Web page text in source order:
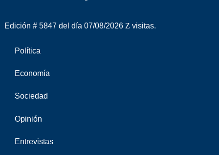
Edición # 5847 del día 07/08/2026 visitas.
Política
Economía
Sociedad
Opinión
Entrevistas